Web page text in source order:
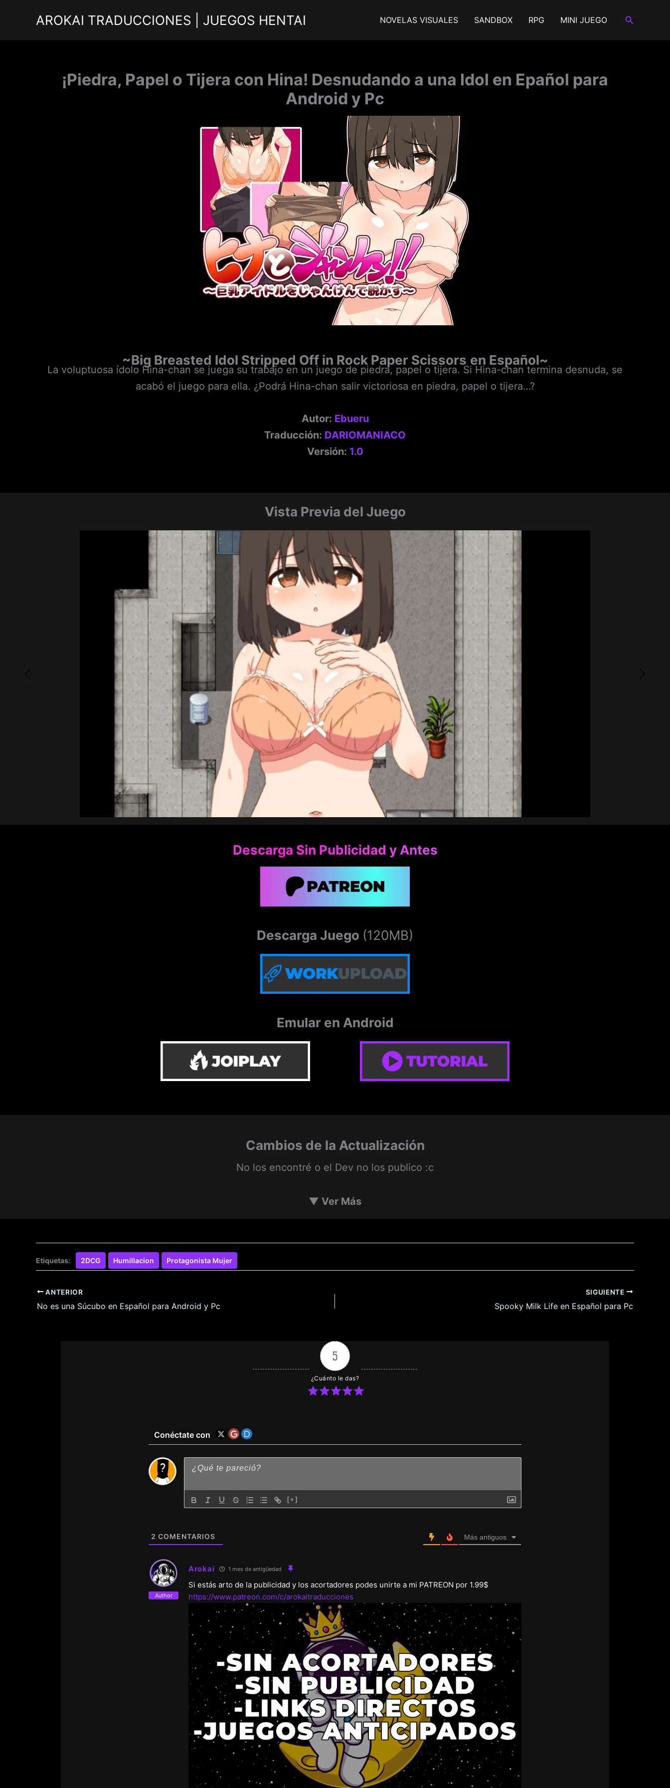
AROKAI TRADUCCIONES | JUEGOS HENTAI NOVELAS VISUALES SANDBOX RPG MINI JUEGO Buscar
¡Piedra, Papel o Tijera con Hina! Desnudando a una Idol en Epañol para
Android y Pc
~Big Breasted Idol Stripped Off in Rock Paper Scissors en Español~
La voluptuosa ídolo Hina-chan se juega su trabajo en un juego de piedra, papel o tijera. Si Hina-chan termina desnuda, se
acabó el juego para ella. ¿Podrá Hina-chan salir victoriosa en piedra, papel o tijera…?
Autor: Ebueru
Traducción: DARIOMANIACO
Versión: 1.0
Vista Previa del Juego
Descarga Sin Publicidad y Antes
Descarga Juego (120MB)
Emular en Android
Cambios de la Actualización
No los encontré o el Dev no los publico :c
▼ Ver Más
Etiquetas: 2DCG Humillacion Protagonista Mujer
ANTERIOR
No es una Súcubo en Español para Android y Pc
SIGUIENTE
Spooky Milk Life en Español para Pc
5
¿Cuánto le das?
Conéctate con
[+]
2 COMENTARIOS Más antiguos
Author
Arokai 1 mes de antigüedad
Si estás arto de la publicidad y los acortadores podes unirte a mi PATREON por 1.99$
https://www.patreon.com/c/arokaitraducciones